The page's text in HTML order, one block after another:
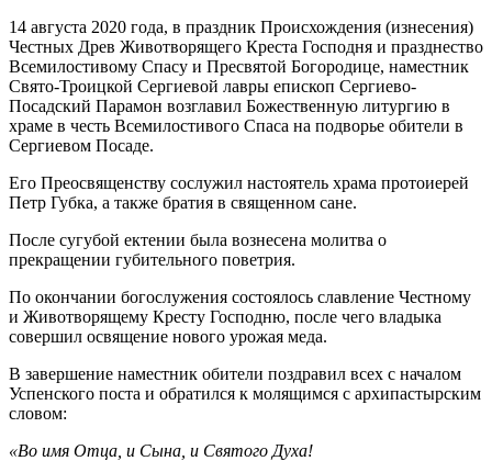
14 августа 2020 года, в праздник Происхождения (изнесения)
Честных Древ Животворящего Креста Господня и празднество
Всемилостивому Спасу и Пресвятой Богородице, наместник
Свято-Троицкой Сергиевой лавры епископ Сергиево-
Посадский Парамон возглавил Божественную литургию в
храме в честь Всемилостивого Спаса на подворье обители в
Сергиевом Посаде.
Его Преосвященству сослужил настоятель храма протоиерей
Петр Губка, а также братия в священном сане.
После сугубой ектении была вознесена молитва о
прекращении губительного поветрия.
По окончании богослужения состоялось славление Честному
и Животворящему Кресту Господню, после чего владыка
совершил освящение нового урожая меда.
В завершение наместник обители поздравил всех с началом
Успенского поста и обратился к молящимся с архипастырским
словом:
«Во имя Отца, и Сына, и Святого Духа!